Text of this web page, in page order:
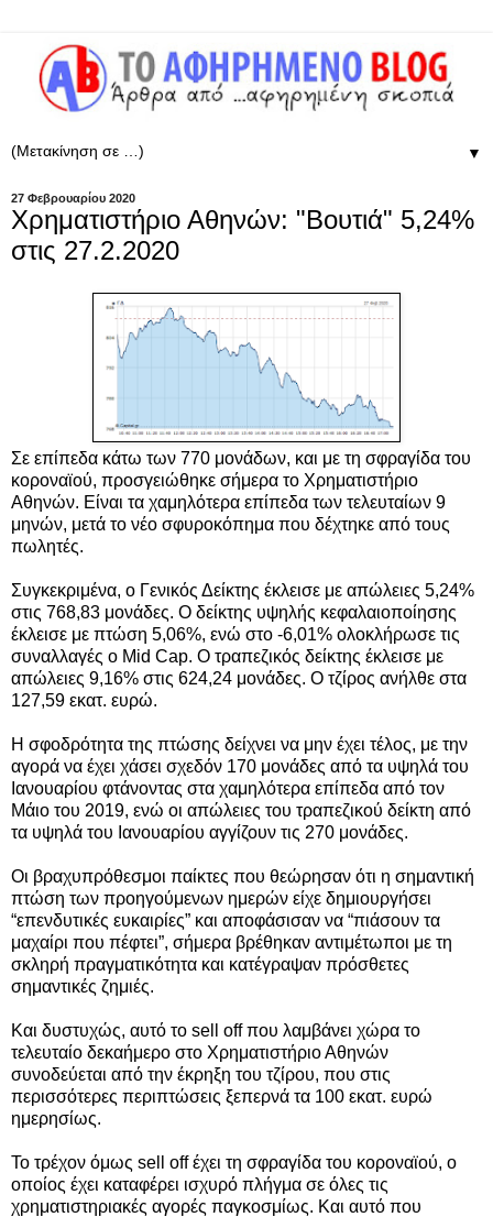
▼
27 Φεβρουαρίου 2020
Χρηματιστήριο Αθηνών: "Βουτιά" 5,24%
στις 27.2.2020
Σε επίπεδα κάτω των 770 μονάδων, και με τη σφραγίδα του
κοροναϊού, προσγειώθηκε σήμερα το Χρηματιστήριο
Αθηνών. Είναι τα χαμηλότερα επίπεδα των τελευταίων 9
μηνών, μετά το νέο σφυροκόπημα που δέχτηκε από τους
πωλητές.
Συγκεκριμένα, ο Γενικός Δείκτης έκλεισε με απώλειες 5,24%
στις 768,83 μονάδες. Ο δείκτης υψηλής κεφαλαιοποίησης
έκλεισε με πτώση 5,06%, ενώ στο -6,01% ολοκλήρωσε τις
συναλλαγές ο Mid Cap. Ο τραπεζικός δείκτης έκλεισε με
απώλειες 9,16% στις 624,24 μονάδες. Ο τζίρος ανήλθε στα
127,59 εκατ. ευρώ.
Η σφοδρότητα της πτώσης δείχνει να μην έχει τέλος, με την
αγορά να έχει χάσει σχεδόν 170 μονάδες από τα υψηλά του
Ιανουαρίου φτάνοντας στα χαμηλότερα επίπεδα από τον
Μάιο του 2019, ενώ οι απώλειες του τραπεζικού δείκτη από
τα υψηλά του Ιανουαρίου αγγίζουν τις 270 μονάδες.
Οι βραχυπρόθεσμοι παίκτες που θεώρησαν ότι η σημαντική
πτώση των προηγούμενων ημερών είχε δημιουργήσει
“επενδυτικές ευκαιρίες” και αποφάσισαν να “πιάσουν τα
μαχαίρι που πέφτει”, σήμερα βρέθηκαν αντιμέτωποι με τη
σκληρή πραγματικότητα και κατέγραψαν πρόσθετες
σημαντικές ζημιές.
Και δυστυχώς, αυτό το sell off που λαμβάνει χώρα το
τελευταίο δεκαήμερο στο Χρηματιστήριο Αθηνών
συνοδεύεται από την έκρηξη του τζίρου, που στις
περισσότερες περιπτώσεις ξεπερνά τα 100 εκατ. ευρώ
ημερησίως.
Το τρέχον όμως sell off έχει τη σφραγίδα του κοροναϊού, ο
οποίος έχει καταφέρει ισχυρό πλήγμα σε όλες τις
χρηματιστηριακές αγορές παγκοσμίως. Και αυτό που